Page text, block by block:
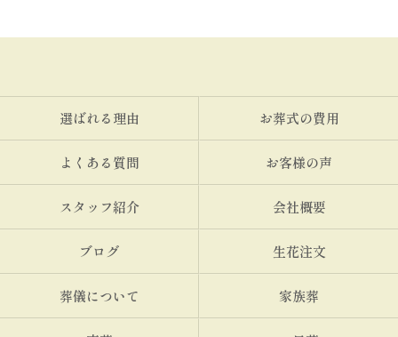
選ばれる理由 お葬式の費用
よくある質問 お客様の声
スタッフ紹介 会社概要
ブログ 生花注文
葬儀について 家族葬